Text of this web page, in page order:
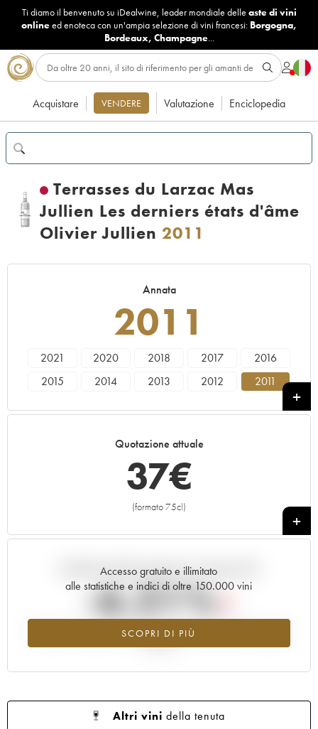
Ti diamo il benvenuto su iDealwine, leader mondiale delle aste di vini
onlineed enoteca con un'ampia selezione di vini francesi: Borgogna,
Bordeaux, Champagne...
Acquistare VENDERE Valutazione Enciclopedia
Terrasses du Larzac Mas
Jullien Les derniers états d'âme
Olivier Jullien 2011
Annata
2011
2021 2020 2018 2017
2016
2015
2014 2013 2012
2011
Quotazione attuale
37€
(formato 75cl)
+
Accesso gratuito e illimitato
alle statistiche e indici di oltre 150.000 vini
SCOPRI DI PIÙ
Andamento della quotazione in tempo reale
-6.21%
Tendenza al ribasso per il valore dell'annata 2011 nel 2026 rispetto
Altri vini della tenuta